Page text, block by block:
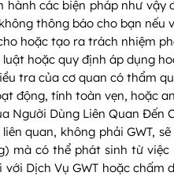
hành các biện pháp như vậy
thông báo cho bạn nếu
hoặc tạo ra trách nhiệm
luật hoặc quy định áp dụng
tra của cơ quan có thẩm
động, tính toàn vẹn, hoặc
Người Dùng Liên Quan Đến
quan, không phải GWT,
mà có thể phát sinh từ
với Dịch Vụ GWT hoặc